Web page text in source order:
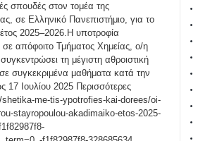
σπουδές στον τομέα της
σε Ελληνικό Πανεπιστήμιο, για το
2025–2026.Η υποτροφία
σε απόφοιτο Τμήματος Χημείας, ο/η
τη μέγιστη αθροιστική
συγκεκριμένα μαθήματα κατά την
17 Ιουλίου 2025 Περισσότερες
me-tis-ypotrofies-kai-dorees/oi-
stayropoulou-akadimaiko-etos-2025-